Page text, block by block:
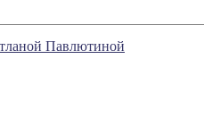
Павлютиной